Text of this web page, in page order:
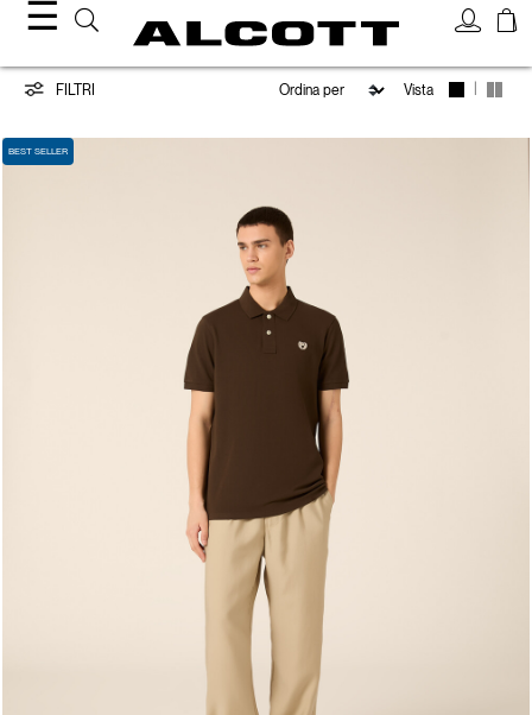
☰
Polo
FILTRI Vista
BEST SELLER